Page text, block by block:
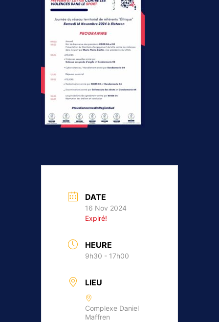
DATE
16 Nov 2024
Expiré!
HEURE
9h30 - 17h00
LIEU
Complexe Daniel
Maffren